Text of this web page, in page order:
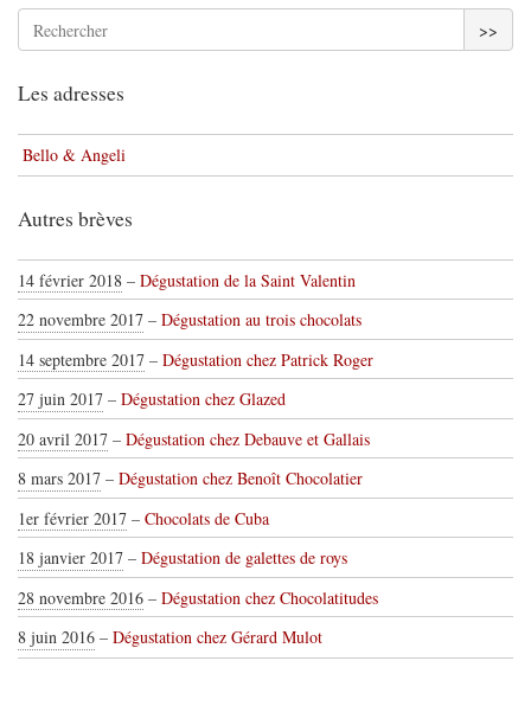
>>
Les adresses
Bello & Angeli
Autres brèves
14 février 2018 – Dégustation de la Saint Valentin
22 novembre 2017 – Dégustation au trois chocolats
14 septembre 2017 – Dégustation chez Patrick Roger
27 juin 2017 – Dégustation chez Glazed
20 avril 2017 – Dégustation chez Debauve et Gallais
8 mars 2017 – Dégustation chez Benoît Chocolatier
1er février 2017 – Chocolats de Cuba
18 janvier 2017 – Dégustation de galettes de roys
28 novembre 2016 – Dégustation chez Chocolatitudes
8 juin 2016 – Dégustation chez Gérard Mulot